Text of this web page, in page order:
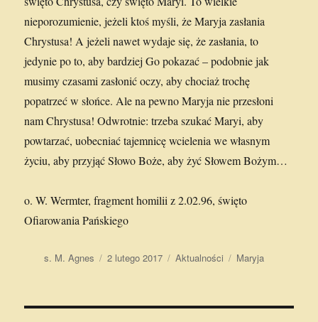
nieporozumienie, jeżeli ktoś myśli, że Maryja zasłania
Chrystusa! A jeżeli nawet wydaje się, że zasłania, to
jedynie po to, aby bardziej Go pokazać – podobnie jak
musimy czasami zasłonić oczy, aby chociaż trochę
popatrzeć w słońce. Ale na pewno Maryja nie przesłoni
nam Chrystusa! Odwrotnie: trzeba szukać Maryi, aby
powtarzać, uobecniać tajemnicę wcielenia we własnym
życiu, aby przyjąć Słowo Boże, aby żyć Słowem Bożym…
o. W. Wermter, fragment homilii z 2.02.96, święto
Ofiarowania Pańskiego
Autor
s. M. Agnes
Data
2 lutego 2017 Kategorie
Aktualności Tagi
Maryja